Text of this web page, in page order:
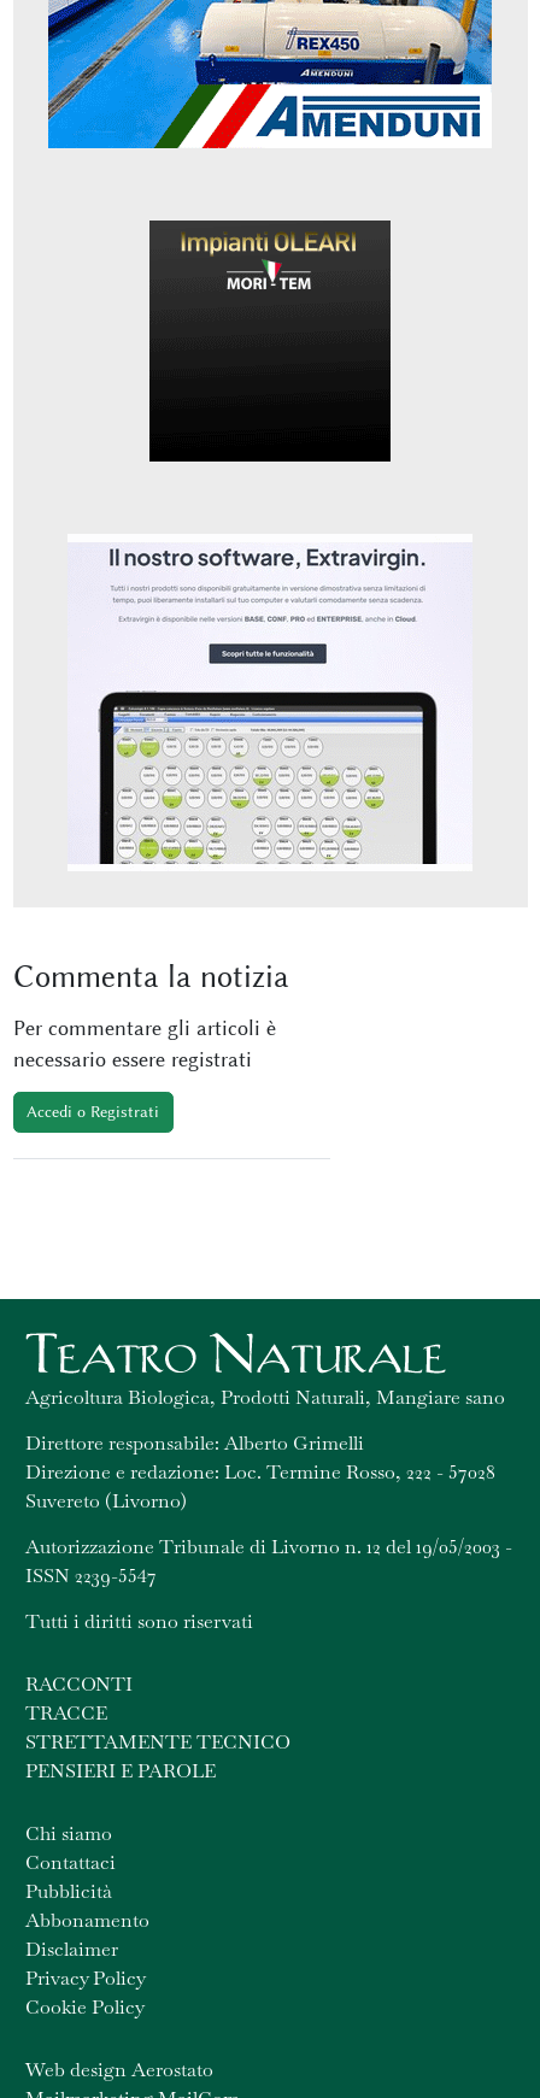
Commenta la notizia
Per commentare gli articoli è
necessario essere registrati
Accedi o Registrati
Agricoltura Biologica, Prodotti Naturali, Mangiare sano
Direttore responsabile: Alberto Grimelli
Direzione e redazione: Loc. Termine Rosso, 222 - 57028
Suvereto (Livorno)
Autorizzazione Tribunale di Livorno n. 12 del 19/05/2003 -
ISSN 2239-5547
Tutti i diritti sono riservati
RACCONTI
TRACCE
STRETTAMENTE TECNICO
PENSIERI E PAROLE
Chi siamo
Contattaci
Pubblicità
Abbonamento
Disclaimer
Privacy Policy
Cookie Policy
Web design Aerostato